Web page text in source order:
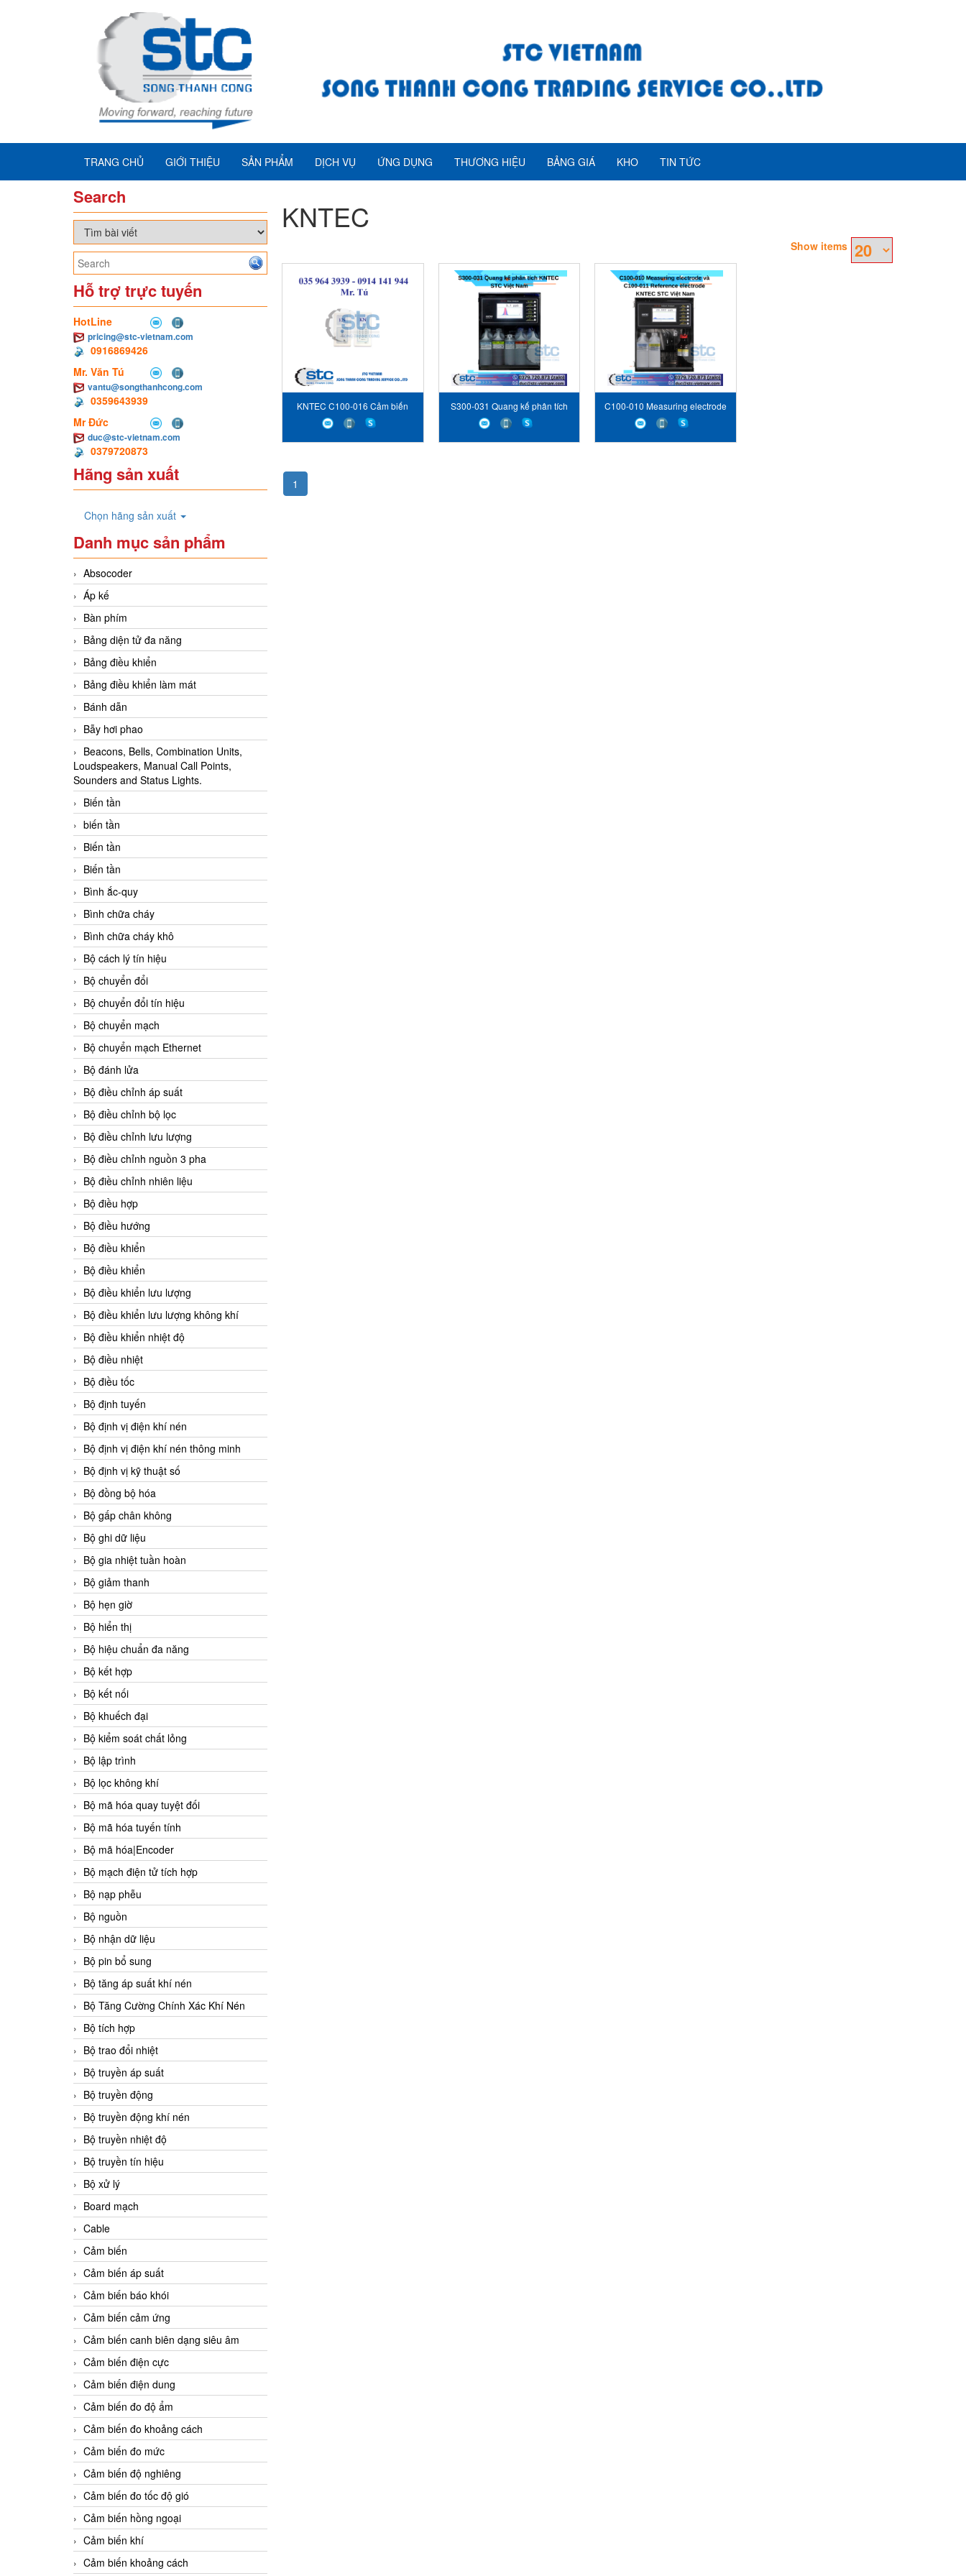
TRANG CHỦ GIỚI THIỆU SẢN PHẨM DỊCH VỤ ỨNG DỤNG THƯƠNG HIỆU BẢNG GIÁ KHO TIN TỨC
Search
Hỗ trợ trực tuyến
HotLine
pricing@stc-vietnam.com
0916869426
Mr. Văn Tú
vantu@songthanhcong.com
0359643939
Mr Đức
duc@stc-vietnam.com
0379720873
Hãng sản xuất
Chọn hãng sản xuất
Danh mục sản phẩm
Absocoder
Áp kế
Bàn phím
Bảng diện tử đa năng
Bảng điều khiển
Bảng điều khiển làm mát
Bánh dẫn
Bẫy hơi phao
Beacons, Bells, Combination Units,
Loudspeakers, Manual Call Points,
Sounders and Status Lights.
Biến tần
biến tần
Biến tần
Biến tần
Bình ắc-quy
Bình chữa cháy
Bình chữa cháy khô
Bộ cách lý tín hiệu
Bộ chuyển đổi
Bộ chuyển đổi tín hiệu
Bộ chuyển mạch
Bộ chuyển mạch Ethernet
Bộ đánh lửa
Bộ điều chỉnh áp suất
Bộ điều chỉnh bộ lọc
Bộ điều chỉnh lưu lượng
Bộ điều chỉnh nguồn 3 pha
Bộ điều chỉnh nhiên liệu
Bộ điều hợp
Bộ điều hướng
Bộ điều khiển
Bộ điều khiển
Bộ điều khiển lưu lượng
Bộ điều khiển lưu lượng không khí
Bộ điều khiển nhiệt độ
Bộ điều nhiệt
Bộ điều tốc
Bộ định tuyến
Bộ định vị điện khí nén
Bộ định vị điện khí nén thông minh
Bộ định vị kỹ thuật số
Bộ đồng bộ hóa
Bộ gấp chân không
Bộ ghi dữ liệu
Bộ gia nhiệt tuần hoàn
Bộ giảm thanh
Bộ hẹn giờ
Bộ hiển thị
Bộ hiệu chuẩn đa năng
Bộ kết hợp
Bộ kết nối
Bộ khuếch đại
Bộ kiểm soát chất lỏng
Bộ lập trình
Bộ lọc không khí
Bộ mã hóa quay tuyệt đối
Bộ mã hóa tuyến tính
Bộ mã hóa|Encoder
Bộ mạch điện tử tích hợp
Bộ nạp phễu
Bộ nguồn
Bộ nhận dữ liệu
Bộ pin bổ sung
Bộ tăng áp suất khí nén
Bộ Tăng Cường Chính Xác Khí Nén
Bộ tích hợp
Bộ trao đổi nhiệt
Bộ truyền áp suất
Bộ truyền động
Bộ truyền động khí nén
Bộ truyền nhiệt độ
Bộ truyền tín hiệu
Bộ xử lý
Board mạch
Cable
Cảm biến
Cảm biến áp suất
Cảm biến báo khói
Cảm biến cảm ứng
Cảm biến canh biên dạng siêu âm
Cảm biến điện cực
Cảm biến điện dung
Cảm biến đo độ ẩm
Cảm biến đo khoảng cách
Cảm biến đo mức
Cảm biến độ nghiêng
Cảm biến đo tốc độ gió
Cảm biến hồng ngoại
Cảm biến khí
Cảm biến khoảng cách
KNTEC
Show items
KNTEC C100-016 Cảm biến
KNTEC Vietnam
S300-031 Quang kế phân tích
KNTEC
C100-010 Measuring electrode
Điện cực đo và C100-011
Reference electrode Điện cực
1